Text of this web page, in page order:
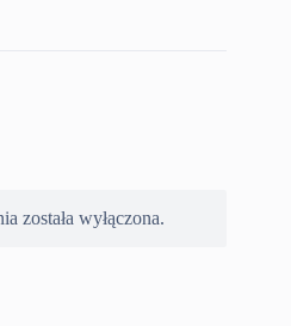
została wyłączona.